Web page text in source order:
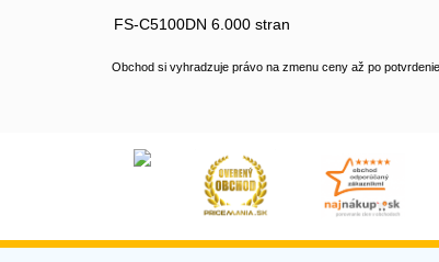
FS-C5100DN 6.000 stran
Obchod si vyhradzuje právo na zmenu ceny až po